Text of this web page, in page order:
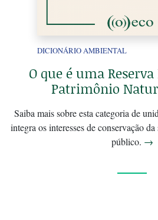
DICIONÁRIO AMBIENTAL
O que é uma
Patrimônio
Saiba mais sobre esta categoria de
integra os interesses de conservação
público. →